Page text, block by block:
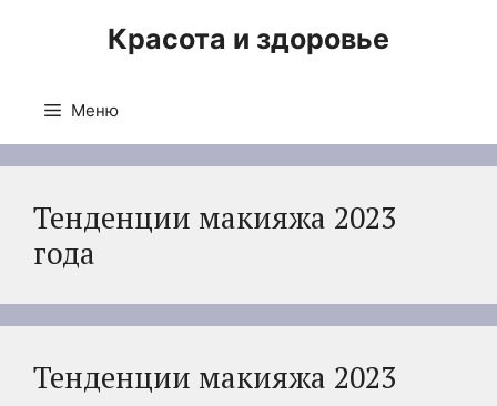
Красота и здоровье
Меню
Тенденции макияжа 2023
года
Тенденции макияжа 2023